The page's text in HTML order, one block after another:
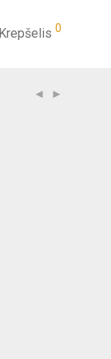
Krepšelis 0